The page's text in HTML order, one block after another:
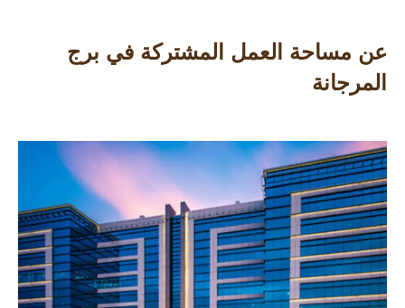
عن مساحة العمل المشتركة في برج
المرجانة